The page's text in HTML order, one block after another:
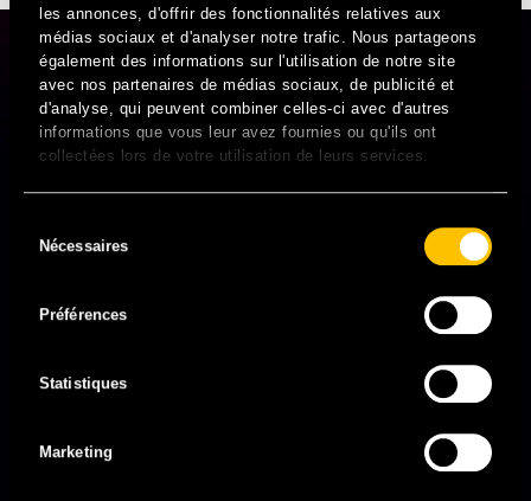
les annonces, d'offrir des fonctionnalités relatives aux
médias sociaux et d'analyser notre trafic. Nous partageons
également des informations sur l'utilisation de notre site
avec nos partenaires de médias sociaux, de publicité et
d'analyse, qui peuvent combiner celles-ci avec d'autres
informations que vous leur avez fournies ou qu'ils ont
collectées lors de votre utilisation de leurs services.
duNécessaires
Préférences
Statistiques
Marketing